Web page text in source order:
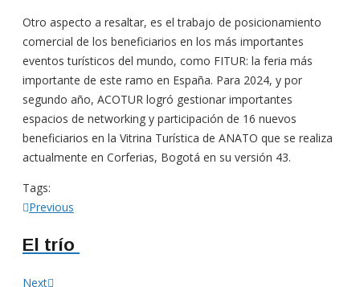
Otro aspecto a resaltar, es el trabajo de posicionamiento
comercial de los beneficiarios en los más importantes
eventos turísticos del mundo, como FITUR: la feria más
importante de este ramo en España. Para 2024, y por
segundo año, ACOTUR logró gestionar importantes
espacios de networking y participación de 16 nuevos
beneficiarios en la Vitrina Turística de ANATO que se realiza
actualmente en Corferias, Bogotá en su versión 43.
Tags:
Navegación
de
Previous
El trío
Next